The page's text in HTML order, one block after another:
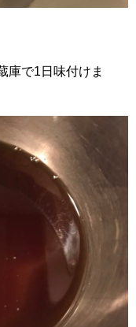
で1日味付けま